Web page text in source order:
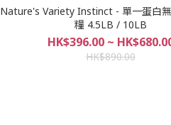
Nature's Variety Instinct - 單一蛋白
糧 4.5LB / 10LB
HK$396.00 ~
HK$890.00